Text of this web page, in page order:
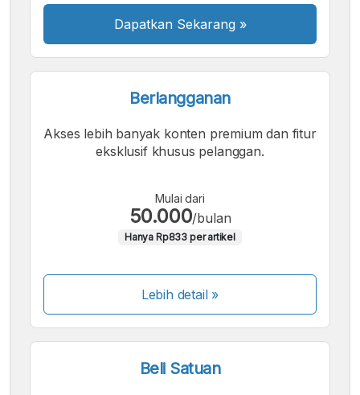
Dapatkan Sekarang »
Berlangganan
Akses lebih banyak konten premium dan fitur
eksklusif khusus pelanggan.
Mulai dari
50.000/bulan
Hanya Rp833 per artikel
Lebih detail »
Beli Satuan